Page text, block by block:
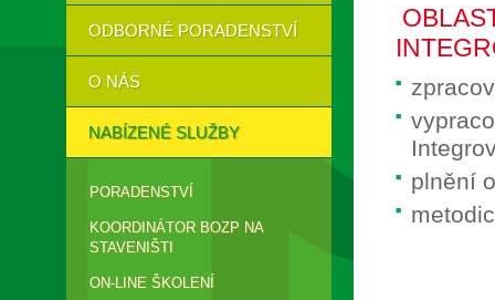
ODBORNÉ PORADENSTVÍ
O NÁS
NABÍZENÉ SLUŽBY
PORADENSTVÍ
KOORDINÁTOR BOZP NA
STAVENIŠTI
ON-LINE ŠKOLENÍ
plnění